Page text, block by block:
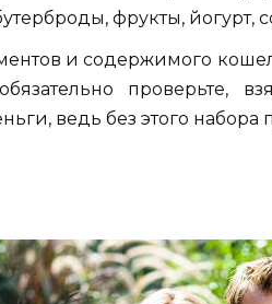
фрукты, йогурт,
и содержимого
проверьте,
ведь без этого набора